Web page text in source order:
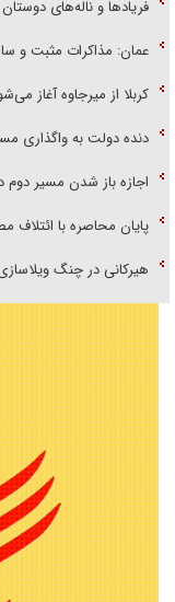
فریاد‌ها و ناله‌های
عمان: مذاکرات مثبت و
کربلا از میرجاوه آغاز
دنده دولت به واگذاری
اجازه باز شدن مسیر دوم
پایان محاصره با ائتلاف
هیرکانی در چنگ